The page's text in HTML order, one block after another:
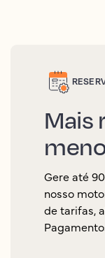
Mais
Gere até
nosso
de tarifas,